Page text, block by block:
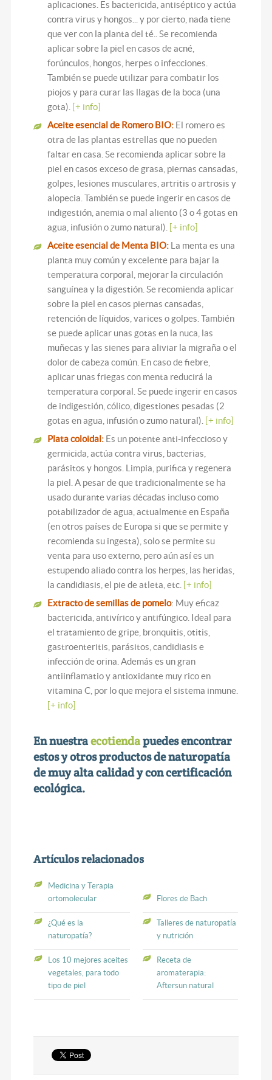
aplicaciones. Es bactericida, antiséptico y actúa
contra virus y hongos... y por cierto, nada tiene
que ver con la planta del té.. Se recomienda
aplicar sobre la piel en casos de acné,
forúnculos, hongos, herpes o infecciones.
También se puede utilizar para combatir los
piojos y para curar las llagas de la boca (una
gota). [+ info]
Aceite esencial de Romero BIO: El romero es
otra de las plantas estrellas que no pueden
faltar en casa. Se recomienda aplicar sobre la
piel en casos exceso de grasa, piernas cansadas,
golpes, lesiones musculares, artritis o artrosis y
alopecia. También se puede ingerir en casos de
indigestión, anemia o mal aliento (3 o 4 gotas en
agua, infusión o zumo natural). [+ info]
Aceite esencial de Menta BIO: La menta es una
planta muy común y excelente para bajar la
temperatura corporal, mejorar la circulación
sanguínea y la digestión. Se recomienda aplicar
sobre la piel en casos piernas cansadas,
retención de líquidos, varices o golpes. También
se puede aplicar unas gotas en la nuca, las
muñecas y las sienes para aliviar la migraña o el
dolor de cabeza común. En caso de fiebre,
aplicar unas friegas con menta reducirá la
temperatura corporal. Se puede ingerir en casos
de indigestión, cólico, digestiones pesadas (2
gotas en agua, infusión o zumo natural). [+ info]
Plata coloidal: Es un potente anti-infeccioso y
germicida, actúa contra virus, bacterias,
parásitos y hongos. Limpia, purifica y regenera
la piel. A pesar de que tradicionalmente se ha
usado durante varias décadas incluso como
potabilizador de agua, actualmente en España
(en otros países de Europa si que se permite y
recomienda su ingesta), solo se permite su
venta para uso externo, pero aún así es un
estupendo aliado contra los herpes, las heridas,
la candidiasis, el pie de atleta, etc. [+ info]
Extracto de semillas de pomelo: Muy eficaz
bactericida, antivírico y antifúngico. Ideal para
el tratamiento de gripe, bronquitis, otitis,
gastroenteritis, parásitos, candidiasis e
infección de orina. Además es un gran
antiinflamatio y antioxidante muy rico en
vitamina C, por lo que mejora el sistema inmune.
[+ info]
En nuestraecotiendapuedes encontrar
estos y otros productos de naturopatía
de muy alta calidad y con certificación
ecológica.
Artículos relacionados
Medicina y Terapia
ortomolecular
Flores de Bach
¿Qué es la
naturopatía?
Talleres de naturopatía
y nutrición
Los 10 mejores aceites
vegetales, para todo
tipo de piel
Receta de
aromaterapia:
Aftersun natural